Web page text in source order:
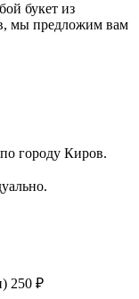
букет из
мы предложим вам
по городу Киров.
250 ₽